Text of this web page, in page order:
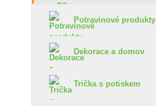
Potravinové produkty
Dekorace a domov
Trička s potiskem